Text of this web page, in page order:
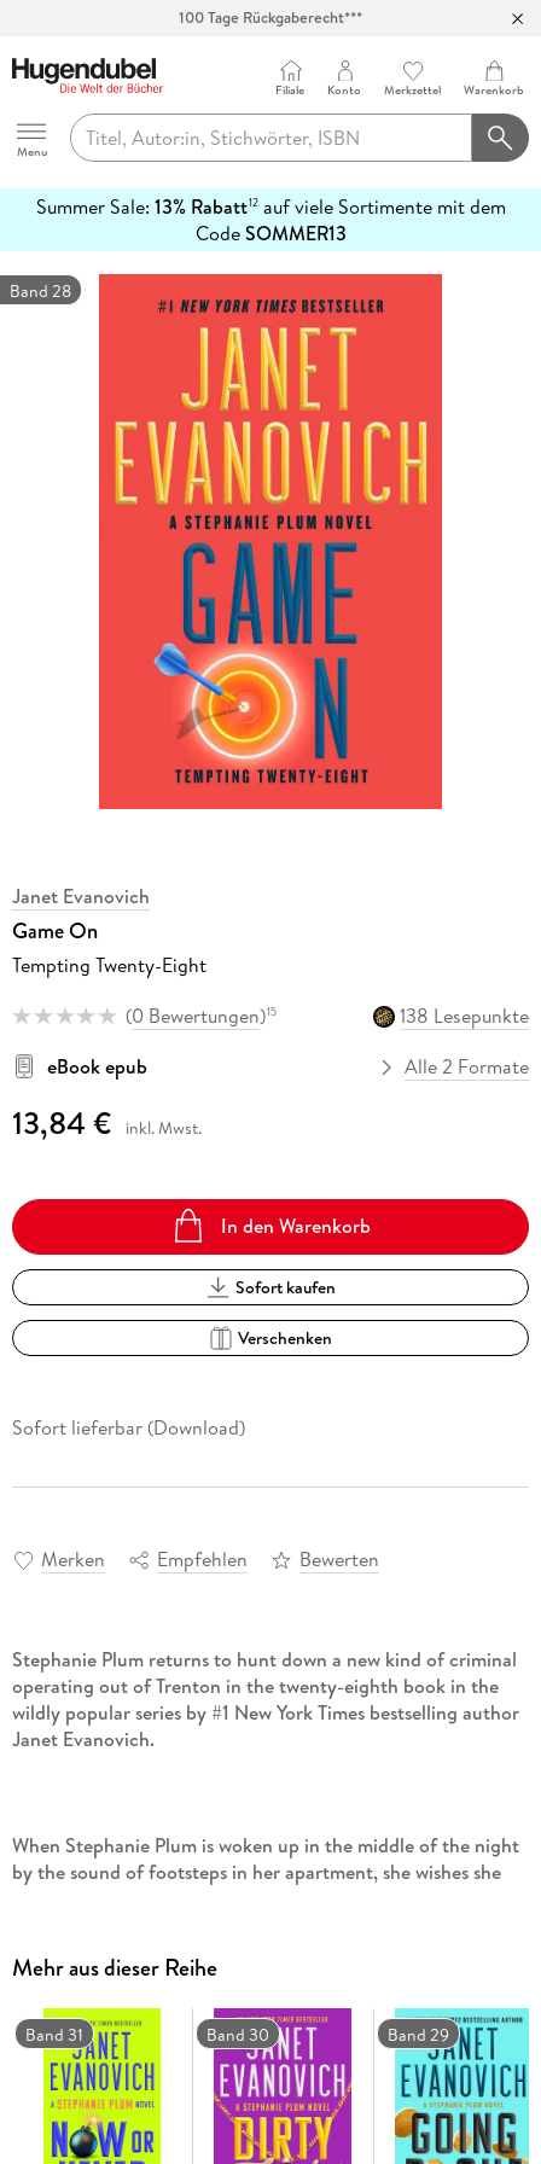
100 Tage Rückgaberecht***
Hugendubel
Menu
Filiale Konto Merkzettel Warenkorb
Summer Sale: 13% Rabatt12auf viele Sortimente mit dem
CodeSOMMER13
erfahren
Band 28
Janet Evanovich
Game On
Tempting Twenty-Eight
(0 Bewertungen)15
138 Lesepunkte
eBook epub
Alle 2 Formate
13,84 € inkl. Mwst.
In den Warenkorb
Sofort kaufen
Verschenken
Sofort lieferbar (Download)
Merken Empfehlen Bewerten
Stephanie Plum returns to hunt down a new kind of criminal
operating out of Trenton in the twenty-eighth book in the
wildly popular series by #1 New York Times bestselling author
Janet Evanovich.
When Stephanie Plum is woken up in the middle of the night
by the sound of footsteps in her apartment, she wishes she
hasn't seen in more than two years, she still thinks the gun
Turns out Diesel and Stephanie are on the trail of the same
fugitive: Oswald Wednesday, an international computer
Mehr aus dieser Reihe
Band 31 Band 30 Band 29